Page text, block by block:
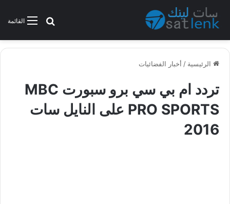
القائمةبحث عن
الرئيسية / أخبار الفضائيات
تردد ام بي سي برو سبورت MBC
PRO SPORTS على النايل سات
2016